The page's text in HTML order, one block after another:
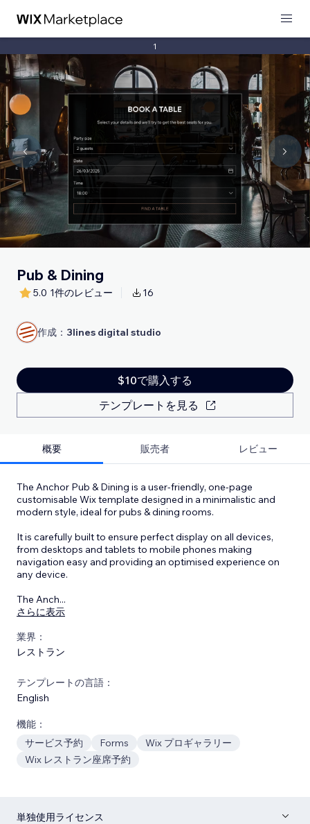
1
Pub & Dining
5.0 1件のレビュー 16
作成： 3lines digital studio
$10で購入する
テンプレートを見る
概要 販売者 レビュー
The Anchor Pub & Dining is a user-friendly, one-page
customisable Wix template designed in a minimalistic and
modern style, ideal for pubs & dining rooms.
It is carefully built to ensure perfect display on all devices,
from desktops and tablets to mobile phones making
navigation easy and providing an optimised experience on
any device.
The Anch...
さらに表示
業界：
レストラン
テンプレートの言語：
English
機能：
サービス予約
Forms
Wix プロギャラリー
Wix レストラン座席予約
単独使用ライセンス